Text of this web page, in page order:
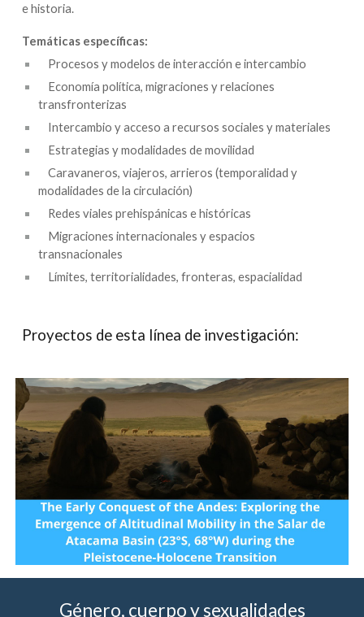
e historia.
Temáticas específicas:
Procesos y modelos de interacción e intercambio
Economía política, migraciones y relaciones
transfronterizas
Intercambio y acceso a recursos sociales y materiales
Estrategias y modalidades de movilidad
Caravaneros, viajeros, arrieros (temporalidad y
modalidades de la circulación)
Redes viales prehispánicas e históricas
Migraciones internacionales y espacios
transnacionales
Límites, territorialidades, fronteras, espacialidad
Proyectos de esta línea de investigación:
Género, cuerpo y sexualidades